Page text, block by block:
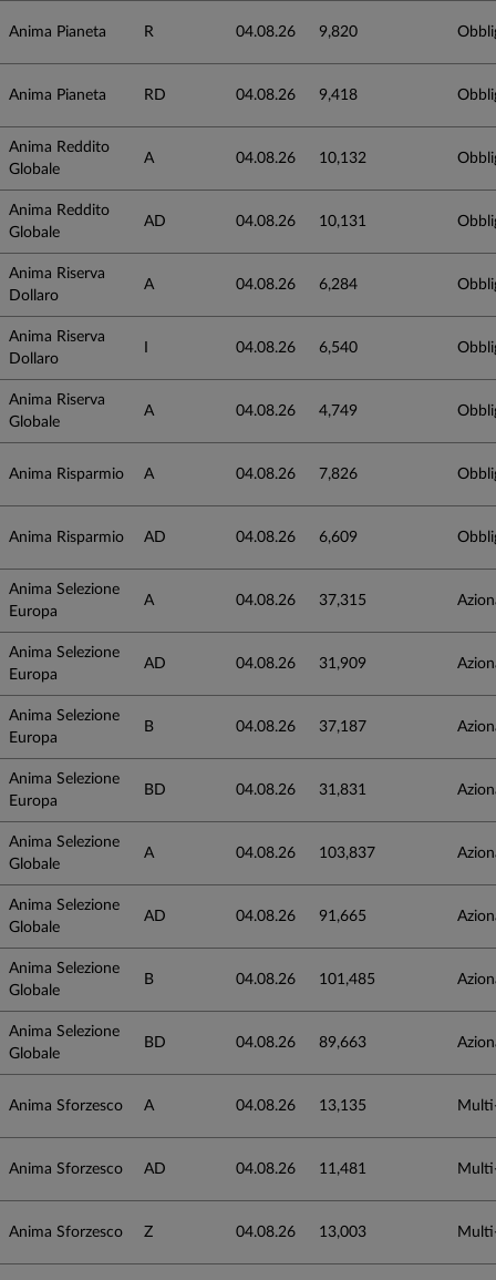
Anima Pianeta R 04.08.26 9,820
Anima Pianeta RD 04.08.26 9,418
Anima Reddito
Globale
A 04.08.26 10,132
Anima Reddito
Globale
AD 04.08.26 10,131
Anima Riserva
Dollaro
A 04.08.26 6,284
Anima Riserva
Dollaro
04.08.26 6,540
Anima Riserva
Globale
A 04.08.26 4,749
Anima Risparmio A 04.08.26 7,826
Anima Risparmio AD 04.08.26 6,609
Anima Selezione
Europa
A 04.08.26 37,315
Anima Selezione
Europa
AD 04.08.26 31,909
Anima Selezione
Europa
B 04.08.26 37,187
Anima Selezione
Europa
BD 04.08.26 31,831
Anima Selezione
Globale
A 04.08.26 103,837
Anima Selezione
Globale
AD 04.08.26 91,665
Anima Selezione
Globale
B 04.08.26 101,485
Anima Selezione
Globale
BD 04.08.26 89,663
Anima Sforzesco A 04.08.26 13,135
Anima Sforzesco AD 04.08.26 11,481
Anima Sforzesco Z 04.08.26 13,003